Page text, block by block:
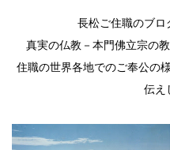
長松ご住職のブロ
真実の仏教－本門佛立宗の
住職の世界各地でのご奉公の
伝え